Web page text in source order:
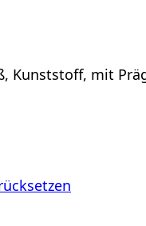
Kunststoff, mit